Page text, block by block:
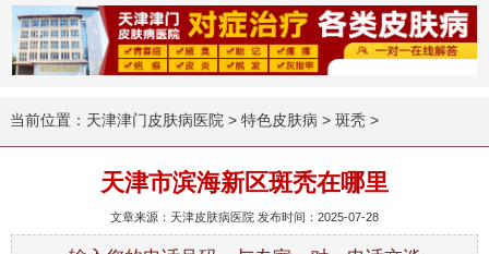
当前位置： 天津津门皮肤病医院 > 特色皮肤病 > 斑秃>
天津市滨海新区斑秃在哪里
文章来源：天津皮肤病医院 发布时间：2025-07-28